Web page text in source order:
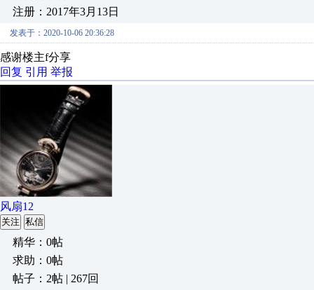
注册：2017年3月13日
发表于：2020-10-06 20:36:28
感谢楼主f分享
回复 引用 举报
风扇12
关注 私信
精华：0帖
求助：0帖
帖子：2帖 | 267回